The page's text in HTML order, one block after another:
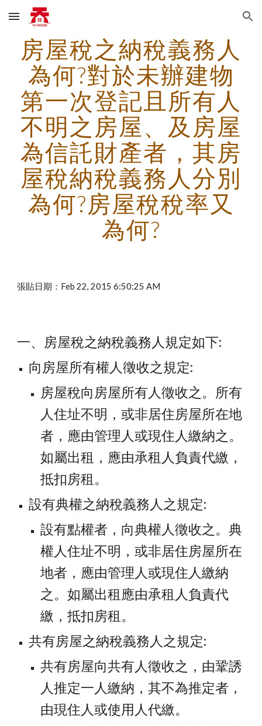
Skip to main content Skip to navigation
房屋稅之納稅義務人
為何?對於未辦建物
第一次登記且所有人
不明之房屋、及房屋
為信託財產者，其房
屋稅納稅義務人分別
為何?房屋稅稅率又
為何?
張貼日期：Feb 22, 2015 6:50:25 AM
一、房屋稅之納稅義務人規定如下:
向房屋所有權人徵收之規定:
房屋稅向房屋所有人徵收之。所有
人住址不明，或非居住房屋所在地
者，應由管理人或現住人繳納之。
如屬出租，應由承租人負責代繳，
抵扣房租。
設有典權之納稅義務人之規定:
設有點權者，向典權人徵收之。典
權人住址不明，或非居住房屋所在
地者，應由管理人或現住人繳納
之。如屬出租應由承租人負責代
繳，抵扣房租。
共有房屋之納稅義務人之規定:
共有房屋向共有人徵收之，由鞏誘
人推定一人繳納，其不為推定者，
由現住人或使用人代繳。